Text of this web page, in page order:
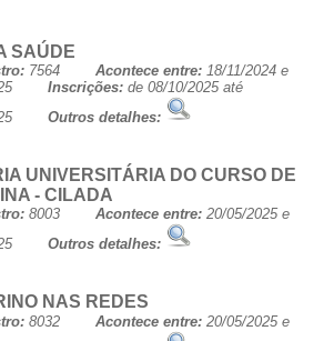
SAÚDE
7564 Acontece entre: 18/11/2024 e
Inscrições: de 08/10/2025 até
Outros detalhes:
UNIVERSITÁRIA DO CURSO DE
- CILADA
8003 Acontece entre: 20/05/2025 e
Outros detalhes:
NAS REDES
8032 Acontece entre: 20/05/2025 e